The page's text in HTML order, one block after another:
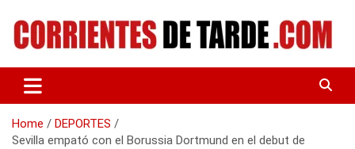
content
CORRIENTES DE TARDE
Home
DEPORTES
Sevilla empató con el Borussia Dortmund en el debut de